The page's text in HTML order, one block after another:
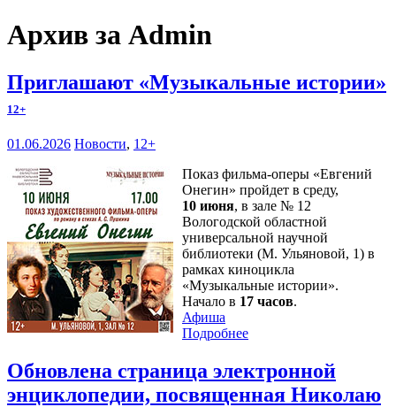
Архив за Admin
Приглашают «Музыкальные истории»
12+
01.06.2026 Новости, 12+
Показ фильма-оперы «Евгений
Онегин» пройдет в среду,
10 июня, в зале № 12
Вологодской областной
универсальной научной
библиотеки (М. Ульяновой, 1) в
рамках киноцикла
«Музыкальные истории».
Начало в 17 часов.
Афиша
Подробнее
Обновлена страница электронной
энциклопедии, посвященная Николаю